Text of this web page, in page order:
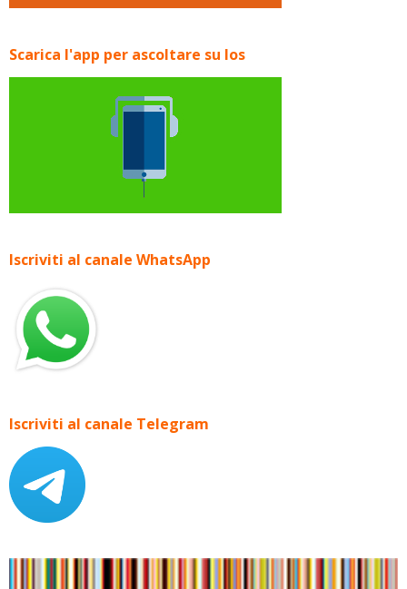
Scarica l'app per ascoltare su Ios
Iscriviti al canale WhatsApp
Iscriviti al canale Telegram